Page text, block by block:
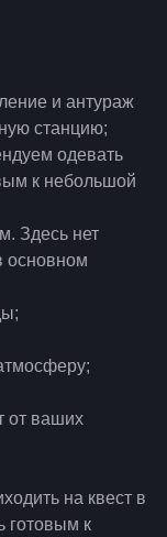
и антураж
станцию;
одевать
к небольшой
Здесь нет
основном
от ваших
на квест в
готовым к